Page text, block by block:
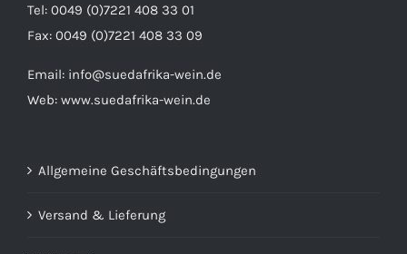
Tel: 0049 (0)7221 408 33 01
Fax: 0049 (0)7221 408 33 09
Email: info@suedafrika-wein.de
Web: www.suedafrika-wein.de
Allgemeine Geschäftsbedingungen
Versand & Lieferung